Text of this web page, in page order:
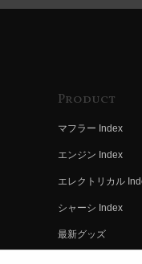
Product
マフラー Index
エンジン Index
エレクトリカル
シャーシ Index
最新グッズ